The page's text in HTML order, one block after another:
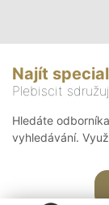
Najít
Plebiscit
Hledáte
vyhledávání.